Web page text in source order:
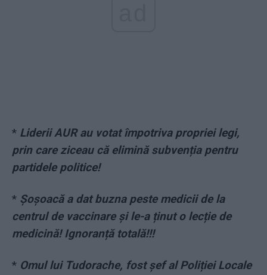
* Liderii AUR au votat împotriva propriei legi,
prin care ziceau că elimină subvenția pentru
partidele politice!
* Șoșoacă a dat buzna peste medicii de la
centrul de vaccinare și le-a ținut o lecție de
medicină! Ignoranță totală!!!
* Omul lui Tudorache, fost șef al Poliției Locale